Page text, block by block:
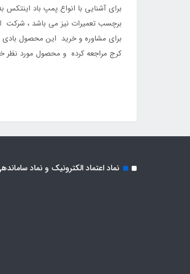
برای آشنایی با انواع پمپ باد
برچسب تعمیرات نیز می باشد ، شرکت
کرج مراجعه کرده و محصول مورد نظر
نماد اعتماد الکترونیک و نماد